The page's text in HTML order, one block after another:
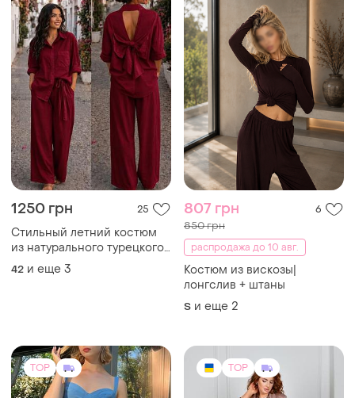
1250 грн 25
Стильный летний костюм
из натурального турецкого
льна мод. 1984
42 и еще 3
807 грн 6
850 грн
распродажа до 10 авг.
Костюм из вискозы|
лонгслив + штаны
S и еще 2
TOP TOP